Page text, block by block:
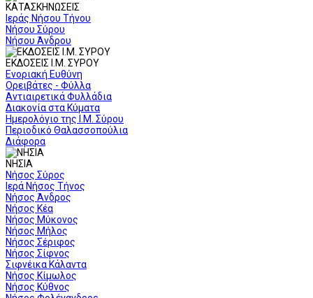
ΚΑΤΑΣΚΗΝΩΣΕΙΣ
Ιεράς Νήσου Τήνου
Νήσου Σύρου
Νήσου Άνδρου
ΕΚΔΟΣΕΙΣ Ι.Μ. ΣΥΡΟΥ
Ενοριακή Ευθύνη
Ορειβάτες - Φύλλα
Αντιαιρετικά Φυλλάδια
Διακονία στα Κύματα
Ημερολόγιο της Ι.Μ. Σύρου
Περιοδικό Θαλασσοπούλια
Διάφορα
ΝΗΣΙΑ
Νήσος Σύρος
Ιερά Νήσος Τήνος
Νήσος Άνδρος
Νήσος Κέα
Νήσος Μύκονος
Νήσος Μήλος
Νήσος Σέριφος
Νήσος Σίφνος
Σιφνέικα Κάλαντα
Νήσος Κίμωλος
Νήσος Κύθνος